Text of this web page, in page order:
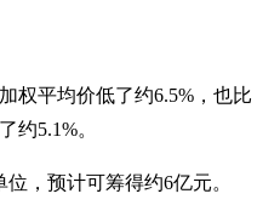
权平均价低了约6.5%，也比
约5.1%。
，预计可筹得约6亿元。